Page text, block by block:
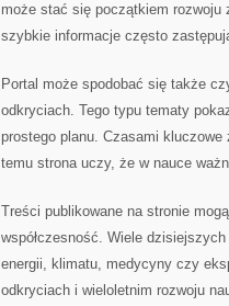
może stać się początkiem rozwoju
szybkie informacje często
Portal może spodobać się także
odkryciach. Tego typu tematy
prostego planu. Czasami
temu strona uczy, że w nauce
Treści publikowane na stronie
współczesność. Wiele
energii, klimatu, medycyny czy
odkryciach i wieloletnim rozwoju